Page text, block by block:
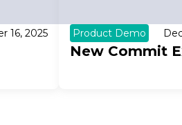
16, 2025 Product Demo
New Commit